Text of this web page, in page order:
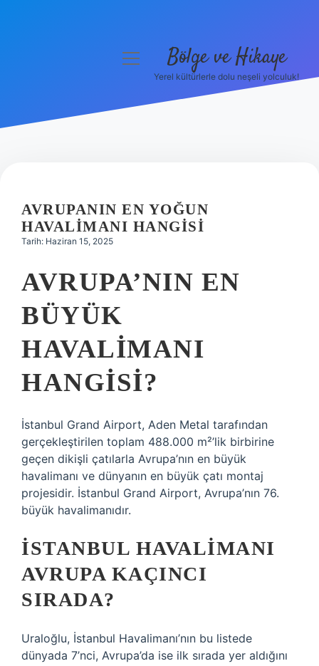
Hakkımızda
menüyü
Bölge ve Hikaye
Yerel kültürlerle dolu neşeli yolculuk!
AVRUPANIN EN YOĞUN
HAVALIMANI HANGISI
Tarih: Haziran 15, 2025
AVRUPA’NIN EN
BÜYÜK
HAVALIMANI
HANGISI?
İstanbul Grand Airport, Aden Metal tarafından
gerçekleştirilen toplam 488.000 m²’lik birbirine
geçen dikişli çatılarla Avrupa’nın en büyük
havalimanı ve dünyanın en büyük çatı montaj
projesidir. İstanbul Grand Airport, Avrupa’nın 76.
büyük havalimanıdır.
İSTANBUL HAVALIMANI
AVRUPA KAÇINCI
SIRADA?
Uraloğlu, İstanbul Havalimanı’nın bu listede
dünyada 7’nci, Avrupa’da ise ilk sırada yer aldığını